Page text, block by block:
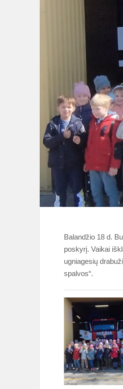
Balandžio 18 d.
poskyrį. Vaikai
ugniagesių
spalvos“.